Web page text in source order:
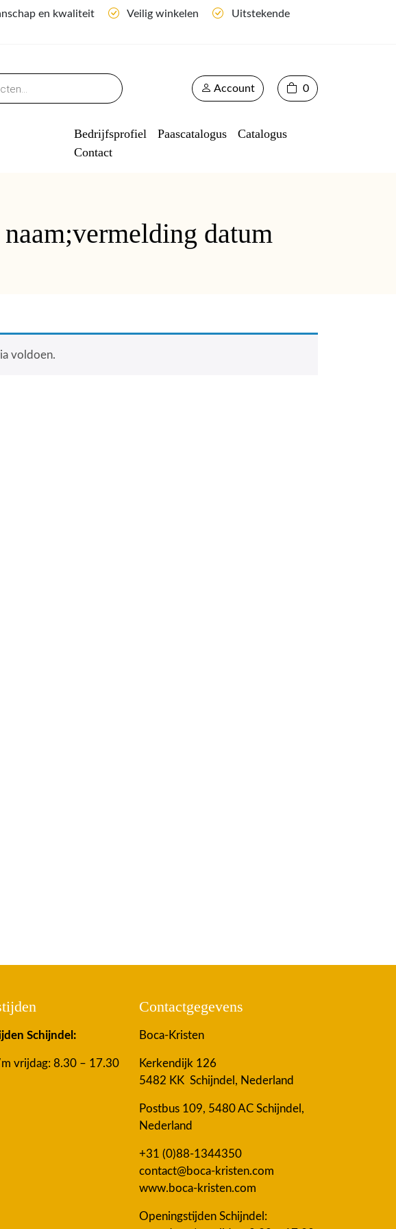
en kwaliteit Veilig winkelen
Uitstekende
Account 0
Bedrijfsprofiel Paascatalogus
Catalogus
Contact
datum
voldoen.
Schijndel:
vrijdag: 8.30 – 17.30
Contactgegevens
Boca-Kristen
Kerkendijk 126
5482 KK Schijndel, Nederland
Postbus 109, 5480 AC Schijndel,
Nederland
+31 (0)88-1344350
contact@boca-kristen.com
www.boca-kristen.com
Openingstijden Schijndel: